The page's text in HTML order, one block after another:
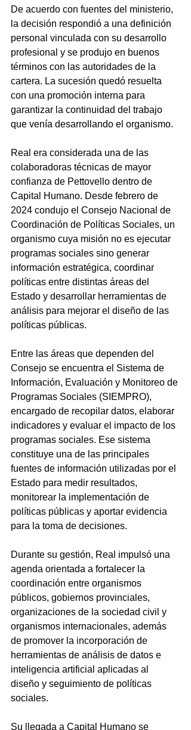
De acuerdo con fuentes del ministerio,
la decisión respondió a una definición
personal vinculada con su desarrollo
profesional y se produjo en buenos
términos con las autoridades de la
cartera. La sucesión quedó resuelta
con una promoción interna para
garantizar la continuidad del trabajo
que venía desarrollando el organismo.
Real era considerada una de las
colaboradoras técnicas de mayor
confianza de Pettovello dentro de
Capital Humano. Desde febrero de
2024 condujo el Consejo Nacional de
Coordinación de Políticas Sociales, un
organismo cuya misión no es ejecutar
programas sociales sino generar
información estratégica, coordinar
políticas entre distintas áreas del
Estado y desarrollar herramientas de
análisis para mejorar el diseño de las
políticas públicas.
Entre las áreas que dependen del
Consejo se encuentra el Sistema de
Información, Evaluación y Monitoreo de
Programas Sociales (SIEMPRO),
encargado de recopilar datos, elaborar
indicadores y evaluar el impacto de los
programas sociales. Ese sistema
constituye una de las principales
fuentes de información utilizadas por el
Estado para medir resultados,
monitorear la implementación de
políticas públicas y aportar evidencia
para la toma de decisiones.
Durante su gestión, Real impulsó una
agenda orientada a fortalecer la
coordinación entre organismos
públicos, gobiernos provinciales,
organizaciones de la sociedad civil y
organismos internacionales, además
de promover la incorporación de
herramientas de análisis de datos e
inteligencia artificial aplicadas al
diseño y seguimiento de políticas
sociales.
Su llegada a Capital Humano se